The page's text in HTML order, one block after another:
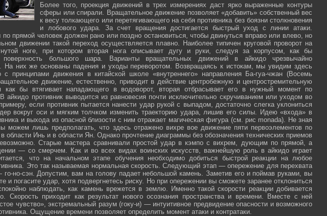
Более того, проекция движений в трех измерениях даст ярко выраженные контуры
сферы или спирали. Вращательное движение позволяет «добавить» собственный вес
к весу толкающего или перетягивающего на себя противника без боязни столкновения
и лобового удара. За счет вращения достигается быстрый уход с линии атаки.
прямой человек должен рано или поздно остановиться, чтобы двинуться вправо или влево, но
движении такой переход осуществляется плавно. Наиболее типичен круговой проворот на
ноге, при котором вторая нога описывает дугу и руки, следуя за корпусом, как бы
поверхность большого шара. Варианты вращательных движений в айкидо чрезвычайно
На них же основаны падения и уходы переворотом. Возвращаясь к истокам, мы увидим здесь
с принципами движения в китайской школе «внутреннего» направления Ба-гуа-чжан (Восемь
движение, естественно, приводит в действие центробежную и центростремительную
как бы втягивает нападающего в водоворот, вторая отбрасывает его в нужный момент по
айкидо противник выводится из равновесия почти исключительно скручиванием или уходом во
если противник пытается нанести удар рукой с выпадом, достаточно слегка уклониться
вокруг оси и мягким толчком изменить траекторию удара, лишив его силы. Идею «входа» в
и выхода из опасной близости с ним отражает магическая фигура (см. рис monada). Не зная
можем лишь предполагать, что здесь отражено вихре вое движение пяти первоэлементов по
области Инь и в области Ян. Однако прочтение диаграммы без обозначения технических приемов
Старые мастера сравнивали простой удар в кэмпо с вихрем, дующим по прямой, а
— со смерчем. Как и во всех видах воинских искусств, важнейшую роль в айкидо играет
что на начальном этапе обучения необходимо добиться быстрой реакции на любое
Это так называемая нормальная скорость. Следующий этап — опережение для перехвата
го-но-сэн. Допустим, вам на голову падает небольшой камень. Заметив его и поймав руками, вы
и погасите удар, хотя подвергнетесь риску. Но при опережении вы сможете заранее отклониться
наблюдать, как камень врежется в землю. Именно такой скорости реакции добивается
Скорость приходит как результат нового осознания пространства и времени. Вместе с ней
чувство», экстремальный разум (гоку-и) — интуитивное предвидение опасности и возможного
Ощущение времени позволяет определить момент атаки и контратаки.